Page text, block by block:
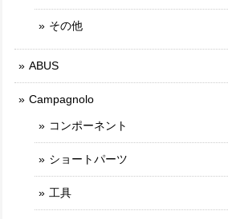
その他
ABUS
Campagnolo
コンポーネント
ショートパーツ
工具